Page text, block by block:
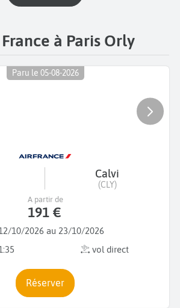
à Paris Orly
Paru le 05-08-2026
Calvi
(CLY)
10/2026 au 23/10/2026
vol direct
A partir de
191 €
Réserver